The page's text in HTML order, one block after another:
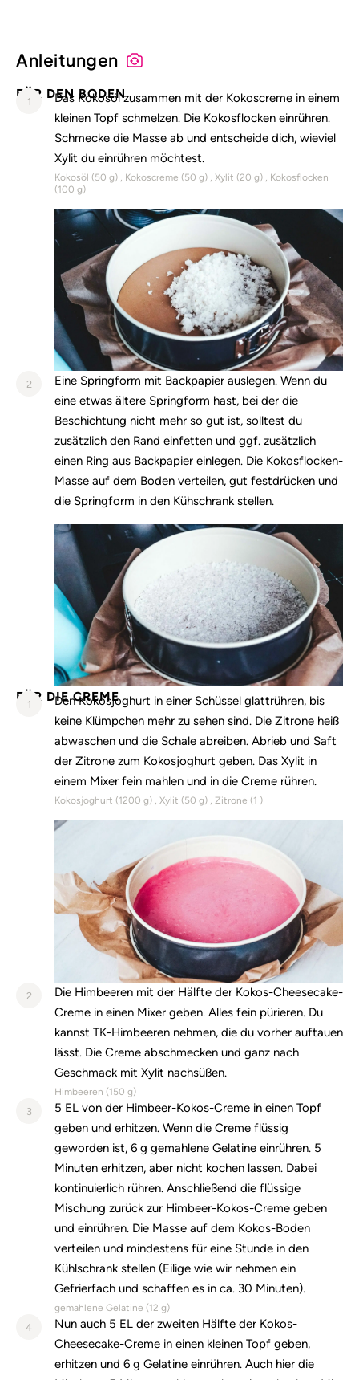
Anleitungen
FÜR DEN BODEN
1
Das Kokosöl zusammen mit der Kokoscreme in einem
kleinen Topf schmelzen. Die Kokosflocken einrühren.
Schmecke die Masse ab und entscheide dich, wieviel
Xylit du einrühren möchtest.
Kokosöl (50 g) Kokoscreme (50 g) Xylit (20 g)
Kokosflocken
(100 g)
2
Eine Springform mit Backpapier auslegen. Wenn du
eine etwas ältere Springform hast, bei der die
Beschichtung nicht mehr so gut ist, solltest du
zusätzlich den Rand einfetten und ggf. zusätzlich
einen Ring aus Backpapier einlegen. Die Kokosflocken-
Masse auf dem Boden verteilen, gut festdrücken und
die Springform in den Kühschrank stellen.
FÜR DIE CREME
1
Den Kokosjoghurt in einer Schüssel glattrühren, bis
keine Klümpchen mehr zu sehen sind. Die Zitrone heiß
abwaschen und die Schale abreiben. Abrieb und Saft
der Zitrone zum Kokosjoghurt geben. Das Xylit in
einem Mixer fein mahlen und in die Creme rühren.
Kokosjoghurt (1200 g) Xylit (50 g) Zitrone (1 )
2
Die Himbeeren mit der Hälfte der Kokos-Cheesecake-
Creme in einen Mixer geben. Alles fein pürieren. Du
kannst TK-Himbeeren nehmen, die du vorher auftauen
lässt. Die Creme abschmecken und ganz nach
Geschmack mit Xylit nachsüßen.
Himbeeren (150 g)
3
5 EL von der Himbeer-Kokos-Creme in einen Topf
geben und erhitzen. Wenn die Creme flüssig
geworden ist, 6 g gemahlene Gelatine einrühren. 5
Minuten erhitzen, aber nicht kochen lassen. Dabei
kontinuierlich rühren. Anschließend die flüssige
Mischung zurück zur Himbeer-Kokos-Creme geben
und einrühren. Die Masse auf dem Kokos-Boden
verteilen und mindestens für eine Stunde in den
Kühlschrank stellen (Eilige wie wir nehmen ein
Gefrierfach und schaffen es in ca. 30 Minuten).
gemahlene Gelatine (12 g)
4
Nun auch 5 EL der zweiten Hälfte der Kokos-
Cheesecake-Creme in einen kleinen Topf geben,
erhitzen und 6 g Gelatine einrühren. Auch hier die